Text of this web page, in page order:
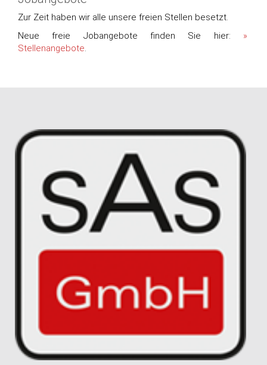
Zur Zeit haben wir alle unsere freien Stellen besetzt.
Neue freie Jobangebote finden Sie hier:
Stellenangebote.